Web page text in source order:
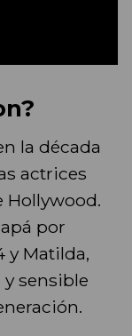
la década
actrices
Hollywood.
por
y Matilda,
sensible